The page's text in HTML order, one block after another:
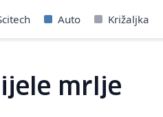
Auto Križaljka
mrlje